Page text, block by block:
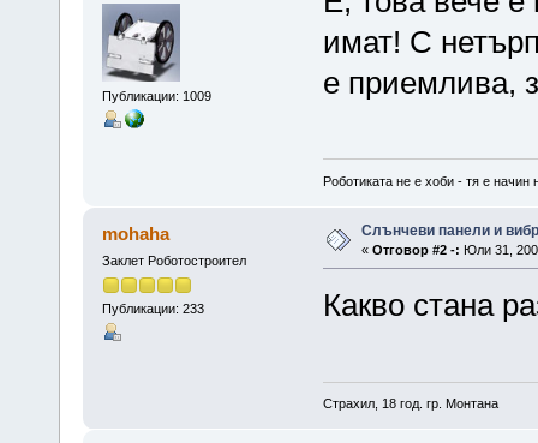
Публикации: 1009
имат! С
е приемлива,
Роботиката не е хоби - тя е начин
mohaha
Заклет Роботостроител
Публикации: 233
Слънчеви панели и
« Отговор #2 -: Юли 31,
Какво стана
Страхил, 18 год. гр. Монтана